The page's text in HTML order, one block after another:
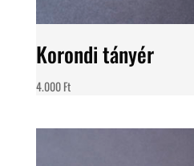
Korondi tányér
4.000Ft